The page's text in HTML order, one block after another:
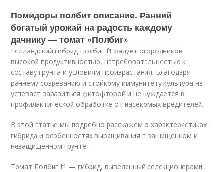
Помидоры полбит описание. Ранний
богатый урожай на радость каждому
дачнику — томат «Полбиг»
Голландский гибрид Полбиг f1 радует огородников
высокой продуктивностью, нетребовательностью к
составу грунта и условиям произрастания. Благодаря
раннему созреванию и стойкому иммунитету культура не
успевает заразиться фитофторой и не нуждается в
профилактической обработке от насекомых-вредителей.
В этой статье мы подробно расскажем о характеристиках
гибрида и особенностях выращивания в защищенном и
незащищенном грунте.
Томат Полбиг f1 — гибрид, выведенный селекционерами